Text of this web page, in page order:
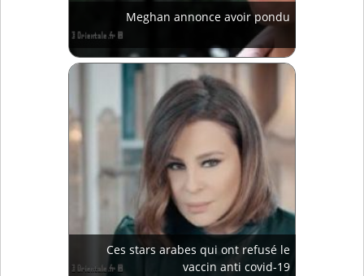
Meghan annonce avoir pondu
Ces stars arabes qui ont refusé le
vaccin anti covid-19